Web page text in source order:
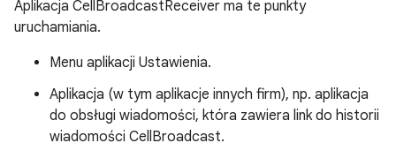
Aplikacja CellBroadcastReceiver ma te punkty
uruchamiania.
Menu aplikacji Ustawienia.
Aplikacja (w tym aplikacje innych firm), np. aplikacja
do obsługi wiadomości, która zawiera link do historii
wiadomości CellBroadcast.